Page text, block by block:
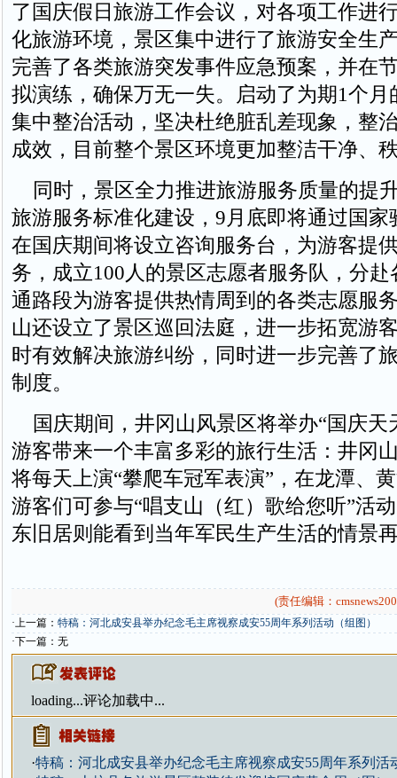
了国庆假日旅游工作会议，对各项工作进
化旅游环境，景区集中进行了旅游安全生
完善了各类旅游突发事件应急预案，并在
拟演练，确保万无一失。启动了为期1个月
集中整治活动，坚决杜绝脏乱差现象，整
成效，目前整个景区环境更加整洁干净、
同时，景区全力推进旅游服务质量的提
旅游服务标准化建设，9月底即将通过国家
在国庆期间将设立咨询服务台，为游客提
务，成立100人的景区志愿者服务队，分
通路段为游客提供热情周到的各类志愿服
山还设立了景区巡回法庭，进一步拓宽游
时有效解决旅游纠纷，同时进一步完善了
制度。
国庆期间，井冈山风景区将举办“国庆天
游客带来一个丰富多彩的旅行生活：井冈
将每天上演“攀爬车冠军表演”，在龙潭、
游客们可参与“唱支山（红）歌给您听”活
东旧居则能看到当年军民生产生活的情
(责任编辑：
·上一篇： 特稿：河北成安县举办纪念毛主席视察成安55周年系列活动（组图）
·下一篇：无
loading...评论加载中...
·特稿：河北成安县举办纪念毛主席视察成安55周年系列活